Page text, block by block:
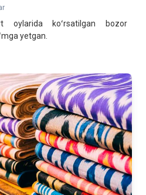
oylarida koʻrsatilgan bozor
yetgan.